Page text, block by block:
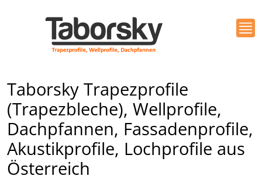
Taborsky Trapezprofile
(Trapezbleche), Wellprofile,
Dachpfannen, Fassadenprofile,
Akustikprofile, Lochprofile aus
Österreich